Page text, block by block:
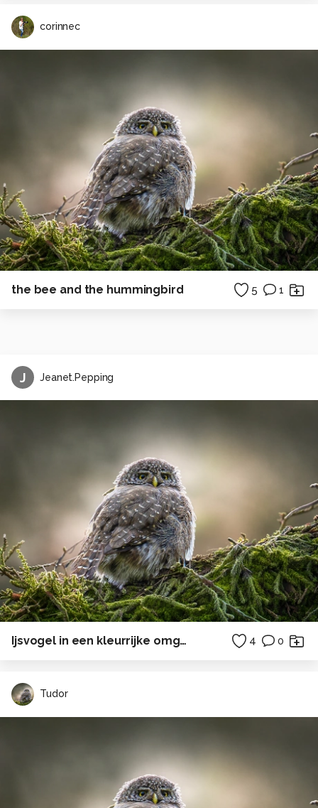
corinnec
the bee and the hummingbird 5 1
J Jeanet.Pepping
Ijsvogel in een kleurrijke omgeving. 4 0
Tudor